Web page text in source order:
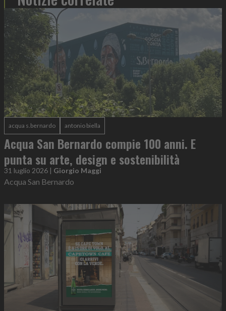
acqua s.bernardo antonio biella
Acqua San Bernardo compie 100 anni. E
punta su arte, design e sostenibilità
31 luglio 2026 | Giorgio Maggi
Acqua San Bernardo